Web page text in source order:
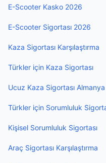
E-Scooter Kasko 2026
E-Scooter Sigortası 2026
Kaza Sigortası Karşılaştırma
Türkler için Kaza Sigortası
Ucuz Kaza Sigortası Almanya
Türkler için Sorumluluk
Kişisel Sorumluluk Sigortası
Araç Sigortası Karşılaştırma